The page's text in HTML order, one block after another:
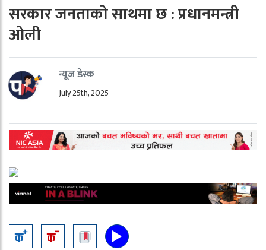
सरकार जनताको साथमा छ : प्रधानमन्त्री
ओली
न्यूज डेस्क
July 25th, 2025